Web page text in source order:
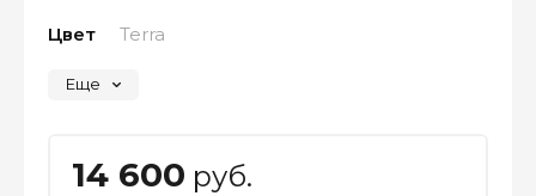
Цвет Terra
Еще
14 600 руб.